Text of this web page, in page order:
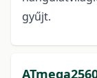
gyűjt.